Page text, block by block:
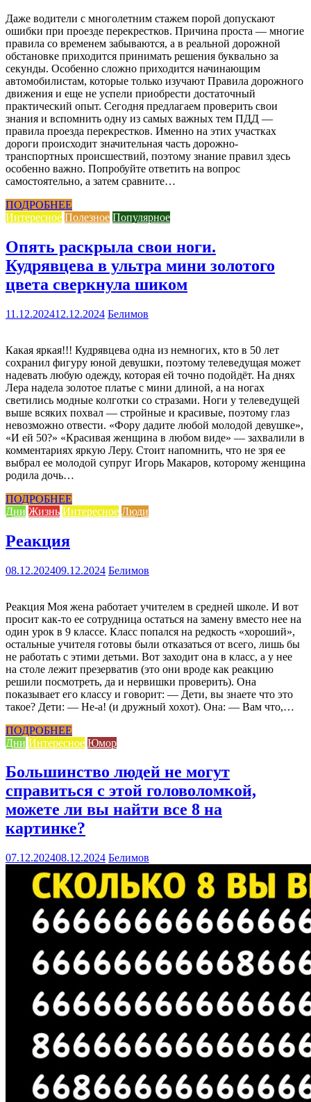
Даже водители с многолетним стажем порой допускают
ошибки при проезде перекрестков. Причина проста — многие
правила со временем забываются, а в реальной дорожной
обстановке приходится принимать решения буквально за
секунды. Особенно сложно приходится начинающим
автомобилистам, которые только изучают Правила дорожного
движения и еще не успели приобрести достаточный
практический опыт. Сегодня предлагаем проверить свои
знания и вспомнить одну из самых важных тем ПДД —
правила проезда перекрестков. Именно на этих участках
дороги происходит значительная часть дорожно-
транспортных происшествий, поэтому знание правил здесь
особенно важно. Попробуйте ответить на вопрос
самостоятельно, а затем сравните…
ПОДРОБНЕЕ
Интересное Полезное Популярное
Опять раскрыла свои ноги.
Кудрявцева в ультра мини золотого
цвета сверкнула шиком
11.12.202412.12.2024 Белимов
Какая яркая!!! Кудрявцева одна из немногих, кто в 50 лет
сохранил фигуру юной девушки, поэтому телеведущая может
надевать любую одежду, которая ей точно подойдёт. На днях
Лера надела золотое платье с мини длиной, а на ногах
светились модные колготки со стразами. Ноги у телеведущей
выше всяких похвал — стройные и красивые, поэтому глаз
невозможно отвести. «Фору дадите любой молодой девушке»,
«И ей 50?» «Красивая женщина в любом виде» — захвалили в
комментариях яркую Леру. Стоит напомнить, что не зря ее
выбрал ее молодой супруг Игорь Макаров, которому женщина
родила дочь…
ПОДРОБНЕЕ
Дни Жизнь Интересное Люди
Реакция
08.12.202409.12.2024 Белимов
Реакция Моя жена работает учителем в средней школе. И вот
просит как-то ее сотрудница остаться на замену вместо нее на
один урок в 9 классе. Класс попался на редкость «хороший»,
остальные учителя готовы были отказаться от всего, лишь бы
не работать с этими детьми. Вот заходит она в класс, а у нее
на столе лежит презерватив (это они вроде как реакцию
решили посмотреть, да и нервишки проверить). Она
показывает его классу и говорит: — Дети, вы знаете что это
такое? Дети: — Не-а! (и дружный хохот). Она: — Вам что,…
ПОДРОБНЕЕ
Дни Интересное Юмор
Большинство людей не могут
справиться с этой головоломкой,
можете ли вы найти все 8 на
картинке?
07.12.202408.12.2024 Белимов